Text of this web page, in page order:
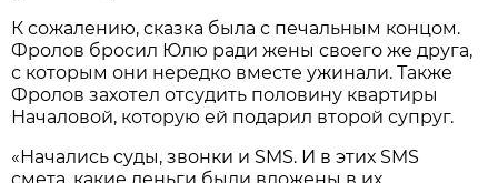
К сожалению, сказка была с печальным концом.
Фролов бросил Юлю ради жены своего же друга,
с которым они нередко вместе ужинали. Также
Фролов захотел отсудить половину квартиры
Началовой, которую ей подарил второй супруг.
«Начались суды, звонки и SMS. И в этих SMS